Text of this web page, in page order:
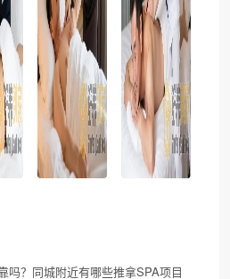
吗？同城附近有哪些推拿SPA项目